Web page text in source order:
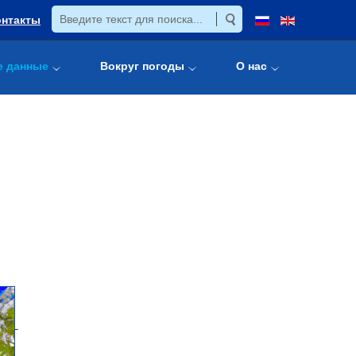
данные Вокруг погоды О нас